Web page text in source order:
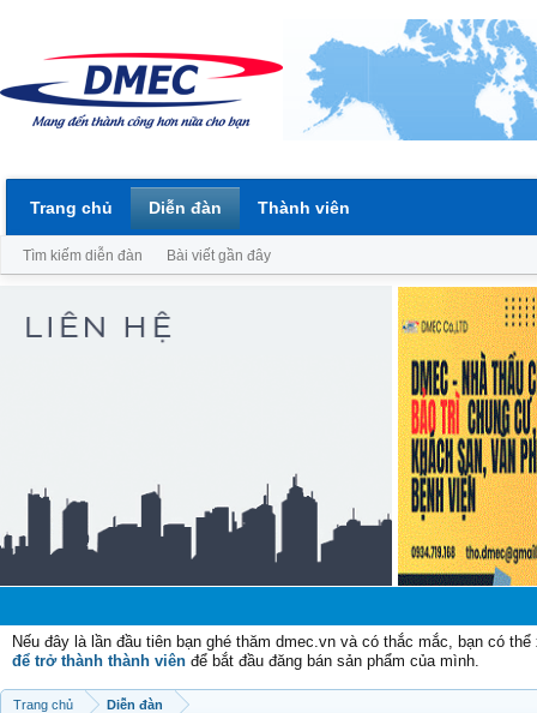
Nếu đây là lần đầu tiên bạn ghé thăm dmec.vn và có thắc mắc, bạn có
để trở thành thành viên để bắt đầu đăng bán sản phẩm của mình.
Trang chủ Diễn đàn
Trang chủ Diễn đàn
Tìm kiếm diễn đàn Bài viết gần đây
Thành viên